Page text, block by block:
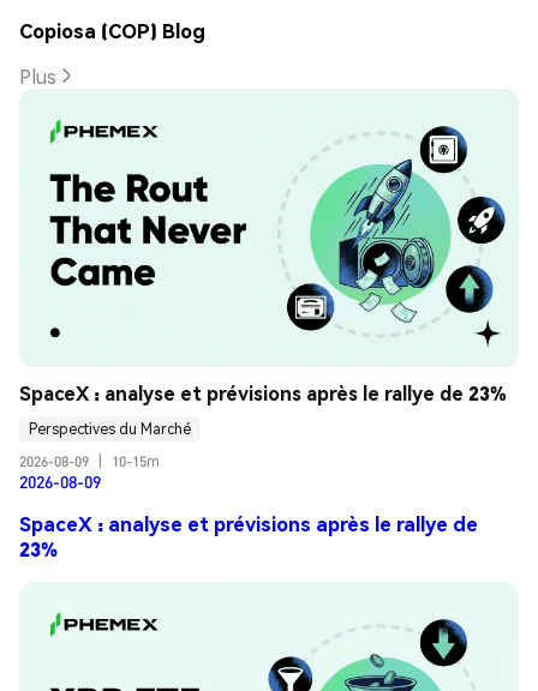
Copiosa (COP) Blog
Plus
SpaceX : analyse et prévisions après le rallye de 23%
Perspectives du Marché
2026-08-09
10-15m
2026-08-09
SpaceX : analyse et prévisions après le rallye de
23%